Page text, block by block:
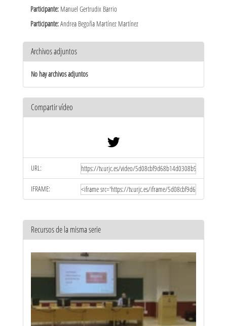
Participante: Manuel Gertrudix Barrio
Participante:Andrea Begoña Martínez Martínez
Archivos adjuntos
No hay archivos adjuntos
Compartir vídeo
URL:
IFRAME:
Recursos de la misma serie